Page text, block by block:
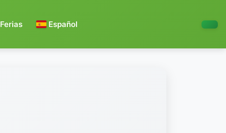
Ferias Español